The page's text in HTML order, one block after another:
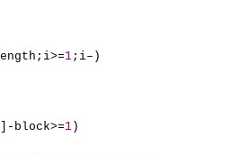
1;i–)
block>=1 )